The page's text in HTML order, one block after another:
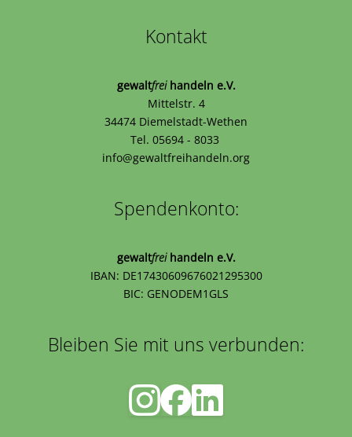
Kontakt
gewaltfreihandeln e.V.
Mittelstr. 4
34474 Diemelstadt-Wethen
Tel. 05694 - 8033
info@gewaltfreihandeln.org
Spendenkonto:
gewaltfreihandeln e.V.
IBAN: DE17430609676021295300
BIC: GENODEM1GLS
Bleiben Sie mit uns verbunden: